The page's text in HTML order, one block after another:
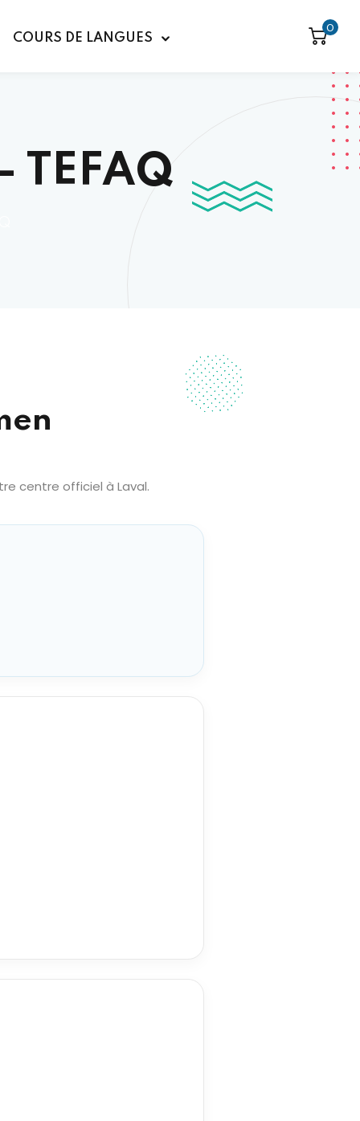
COURS DE LANGUES
0
TEFAQ
centre officiel à Laval.